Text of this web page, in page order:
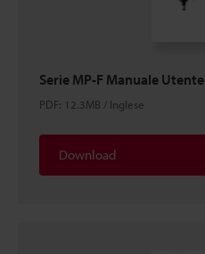
Serie MP-F Manuale Utente
PDF: 12.3MB / Inglese
Download